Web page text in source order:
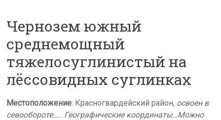
Чернозем южный
среднемощный
тяжелосуглинистый на
лёссовидных суглинках
Местоположение: Красногвардейский район, освоен в
севообороте….. Географические координаты…Можно